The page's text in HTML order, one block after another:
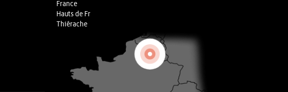
France
Hauts de Fr
Thiérache